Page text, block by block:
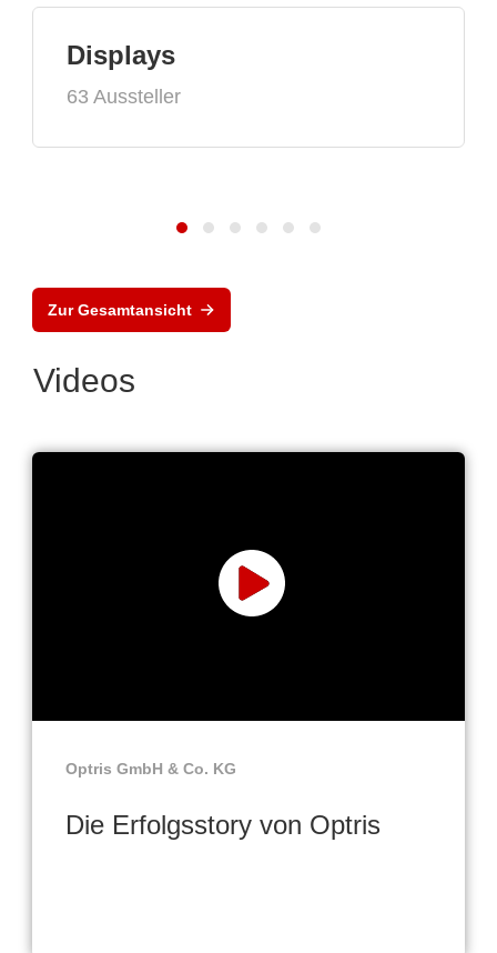
Displays
63 Aussteller
Zur Gesamtansicht
Videos
Optris GmbH & Co. KG
Die Erfolgsstory von Optris